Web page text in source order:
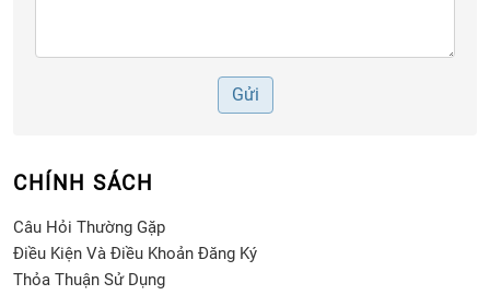
Gửi
CHÍNH SÁCH
Câu Hỏi Thường Gặp
Điều Kiện Và Điều Khoản Đăng Ký
Thỏa Thuận Sử Dụng